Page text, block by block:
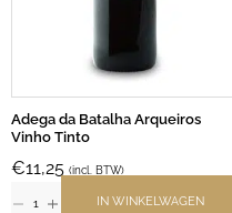
Adega da Batalha Arqueiros
Vinho Tinto
€11,25 (incl. BTW)
IN WINKELWAGEN